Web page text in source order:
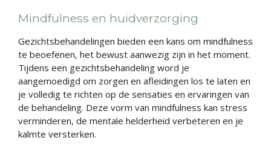
Mindfulness en huidverzorging
Gezichtsbehandelingen bieden een kans om mindfulness
te beoefenen, het bewust aanwezig zijn in het moment.
Tijdens een gezichtsbehandeling word je
aangemoedigd om zorgen en afleidingen los te laten en
je volledig te richten op de sensaties en ervaringen van
de behandeling. Deze vorm van mindfulness kan stress
verminderen, de mentale helderheid verbeteren en je
kalmte versterken.